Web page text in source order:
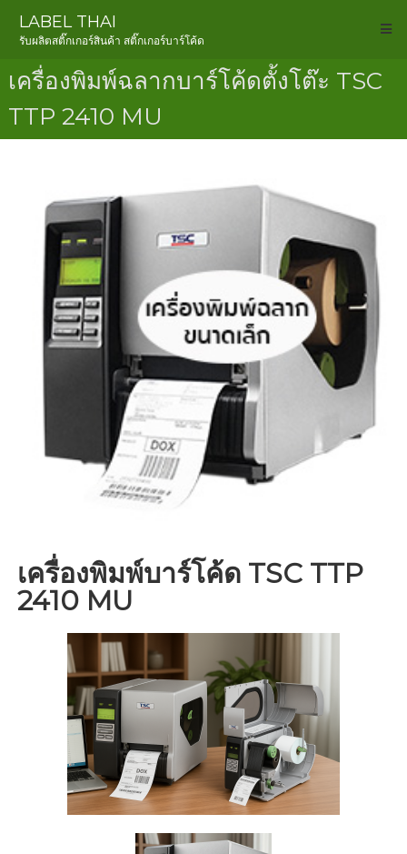
LABEL THAI
รับผลิตสติ๊กเกอร์สินค้า สติ๊กเกอร์บาร์โค้ด
เครื่องพิมพ์ฉลากบาร์โค้ดตั้งโต๊ะ TSC
TTP 2410 MU
เครื่องพิมพ์บาร์โค้ด TSC TTP
2410 MU